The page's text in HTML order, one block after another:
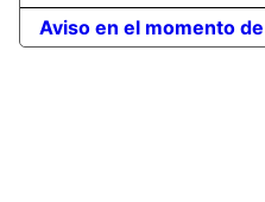
Aviso en el momento